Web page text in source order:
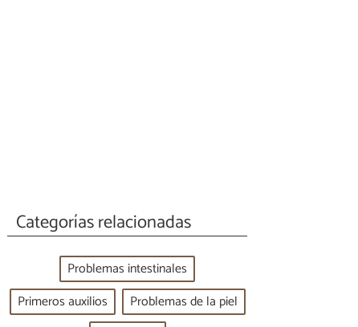
Categorías relacionadas
Problemas intestinales
Primeros auxilios
Problemas de la piel